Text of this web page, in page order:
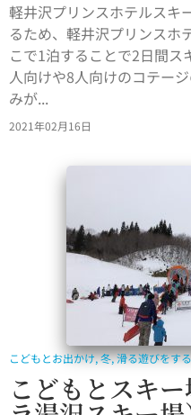
軽井沢プリンスホテルスキ
るため、軽井沢プリンスホ
こで1泊することで2日間
人向けや8人向けのコテー
みが...
2021年02月16日
こどもとお出かけ,冬,滑る遊びをする
こどもとスキ